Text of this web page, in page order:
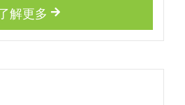
解更多